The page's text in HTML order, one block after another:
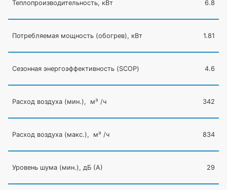
Теплопроизводительность, кВт 6.8
Потребляемая мощность (обогрев), кВт 1.81
Сезонная энергоэффективность (SCOP) 4.6
Расход воздуха (мин.), м³ /ч 342
Расход воздуха (макс.), м³ /ч 834
Уровень шума (мин.), дБ (А) 29